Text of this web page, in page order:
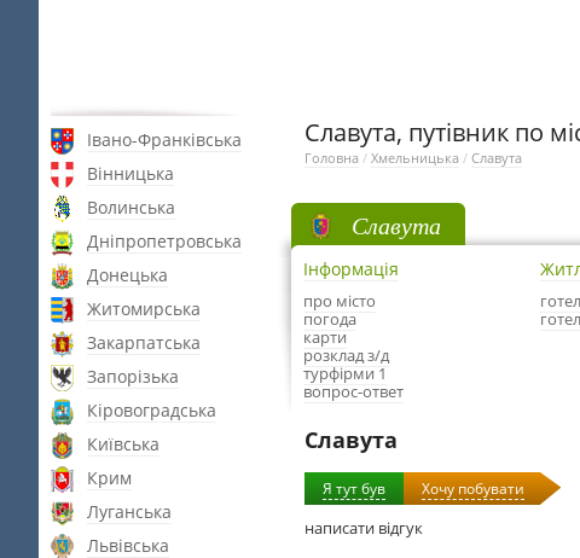
Івано-Франківська
Вінницька
Волинська
Дніпропетровська
Донецька
Житомирська
Закарпатська
Запорізька
Кіровоградська
Київська
Крим
Луганська
Львівська
Славута, путівник по
Головна / Хмельницька / Славута
Славута
Інформація
про місто
погода
карти
розклад з/д
турфірми 1
вопрос-ответ
Славута
Я тут був Хочу побувати
написати відгук